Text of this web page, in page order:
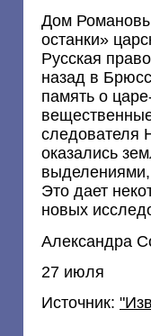
Дом
останки»
Русская
назад в
память о
следователя
оказались
Это дает
новых
Александра
27 июля
Источник: